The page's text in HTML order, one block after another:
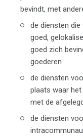
bevindt, met
de diensten
goed,
goed zich
goederen
de diensten
plaats waar
met de
de diensten